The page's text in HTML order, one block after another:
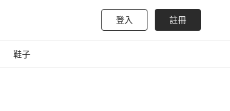
登入 註冊
鞋子